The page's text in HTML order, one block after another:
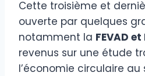
Cette troisième et
ouverte par quelques
notamment la FEVAD et
revenus sur une étude
l’économie circulaire au